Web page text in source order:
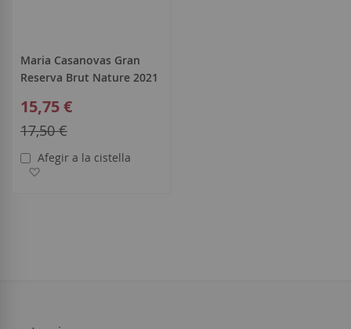
Maria Casanovas Gran
Reserva Brut Nature 2021
Special
Price
15,75 €
Regular
Price
17,50 €
Afegir a la cistella